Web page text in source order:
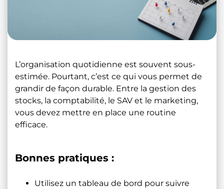
L’organisation quotidienne est souvent sous-
estimée. Pourtant, c’est ce qui vous permet de
grandir de façon durable. Entre la gestion des
stocks, la comptabilité, le SAV et le marketing,
vous devez mettre en place une routine
efficace.
Bonnes pratiques :
Utilisez un tableau de bord pour suivre